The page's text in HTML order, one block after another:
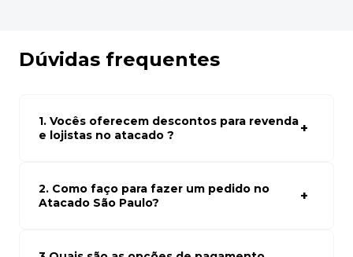
Dúvidas frequentes
1. Vocês oferecem descontos para revenda
e lojistas no atacado ?
atacado empresas e compre com os melhores preços
para seu modelo de negócio
2. Como faço para fazer um pedido no
Atacado São Paulo?